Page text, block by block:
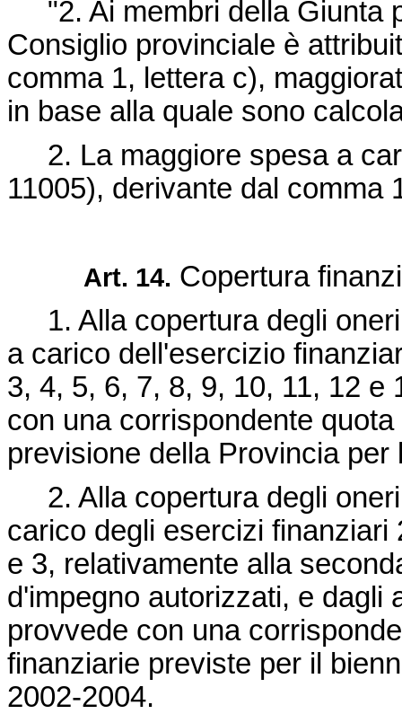
"2. Ai membri della Giunta
Consiglio provinciale è
comma 1, lettera c),
in base alla quale sono
2. La maggiore spesa a
11005), derivante dal comma
Art. 14. Copertura
1. Alla copertura degli
a carico dell'esercizio
3, 4, 5, 6, 7, 8, 9, 10, 11, 12
con una corrispondente
previsione della Provincia per
2. Alla copertura degli
carico degli esercizi
e 3, relativamente alla
d'impegno autorizzati, e dagli
provvede con una
finanziarie previste per il
2002-2004.